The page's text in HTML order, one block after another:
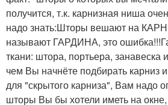
получится, т.к. карнизная ниша
надо знать:Шторы вешают на
называют ГАРДИНА, это
ткани: штора, портьера,
чем Вы начнёте подбирать карниз
для "скрытого карниза", Вам надо
шторы Вы бы хотели иметь на окне,